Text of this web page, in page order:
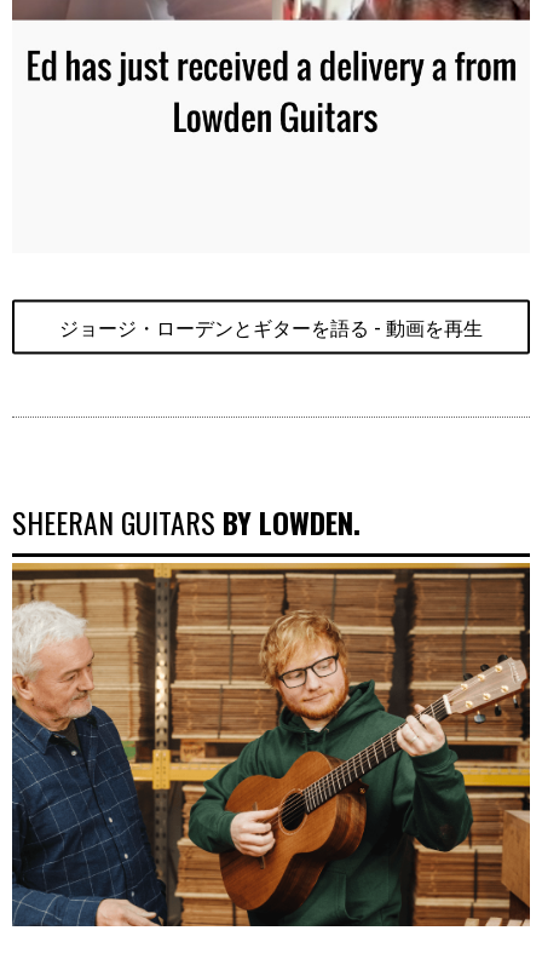
2021/01/30(土)
仕様変更のお知らせ
2021年製作モデルよりすべての"02" & "03"のサイド＆バ
ック材はサントス・ローズウッドからインディアン・ロー
ズウッドへ変更となります。
ら拝見頂けます。
ジョージ・ローデンとギターを語る - 動画を再生
SHEERAN GUITARS BY LOWDEN.